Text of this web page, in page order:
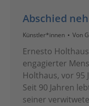
Abschied
Künstler*innen Von
Ernesto
engagierter
Holthaus, vor 95
Seit 90 Jahren
seiner